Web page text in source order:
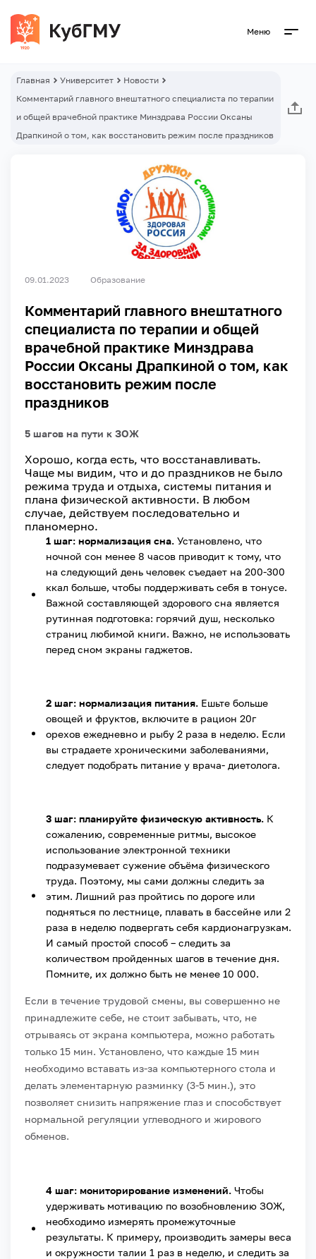
Меню
Главная Университет
Новости
Комментарий главного внештатного специалиста по терапии
и общей врачебной практике Минздрава России Оксаны
Драпкиной о том, как восстановить режим после праздников
09.01.2023 Образование
Комментарий главного внештатного
специалиста по терапии и общей
врачебной практике Минздрава
России Оксаны Драпкиной о том, как
восстановить режим после
праздников
5 шагов на пути к ЗОЖ
Хорошо, когда есть, что восстанавливать.
Чаще мы видим, что и до праздников не было
режима труда и отдыха, системы питания и
плана физической активности. В любом
случае, действуем последовательно и
планомерно.
1 шаг: нормализация сна. Установлено, что
ночной сон менее 8 часов приводит к тому, что
на следующий день человек съедает на 200-300
ккал больше, чтобы поддерживать себя в тонусе.
Важной составляющей здорового сна является
рутинная подготовка: горячий душ, несколько
страниц любимой книги. Важно, не использовать
перед сном экраны гаджетов.
2 шаг: нормализация питания. Ешьте больше
овощей и фруктов, включите в рацион 20г
орехов ежедневно и рыбу 2 раза в неделю. Если
вы страдаете хроническими заболеваниями,
следует подобрать питание у врача- диетолога.
3 шаг: планируйте физическую активность. К
сожалению, современные ритмы, высокое
использование электронной техники
подразумевает сужение объёма физического
труда. Поэтому, мы сами должны следить за
этим. Лишний раз пройтись по дороге или
подняться по лестнице, плавать в бассейне или 2
раза в неделю подвергать себя кардионагрузкам.
И самый простой способ – следить за
количеством пройденных шагов в течение дня.
Помните, их должно быть не менее 10 000.
Если в течение трудовой смены, вы совершенно не
принадлежите себе, не стоит забывать, что, не
отрываясь от экрана компьютера, можно работать
только 15 мин. Установлено, что каждые 15 мин
необходимо вставать из-за компьютерного стола и
делать элементарную разминку (3-5 мин.), это
позволяет снизить напряжение глаз и способствует
нормальной регуляции углеводного и жирового
обменов.
4 шаг: мониторирование изменений. Чтобы
удерживать мотивацию по возобновлению ЗОЖ,
необходимо измерять промежуточные
результаты. К примеру, производить замеры веса
и окружности талии 1 раз в неделю, и следить за